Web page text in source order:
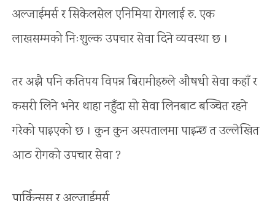
अल्जाईमर्स र सिकेलसेल एनिमिया रोगलाई रु. एक
लाखसम्मको निःशुल्क उपचार सेवा दिने व्यवस्था छ ।
तर अझै पनि कतिपय विपन्न बिरामीहरुले औषधी सेवा कहाँ र
कसरी लिने भनेर थाहा नहुँदा सो सेवा लिनबाट बञ्चित रहने
गरेको पाइएको छ । कुन कुन अस्पतालमा पाइन्छ त उल्लेखित
आठ रोगको उपचार सेवा ?